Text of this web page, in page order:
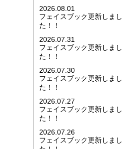
2026.08.01
フェイスブック更新しまし
た！！
2026.07.31
フェイスブック更新しまし
た！！
2026.07.30
フェイスブック更新しまし
た！！
2026.07.27
フェイスブック更新しまし
た！！
2026.07.26
フェイスブック更新しまし